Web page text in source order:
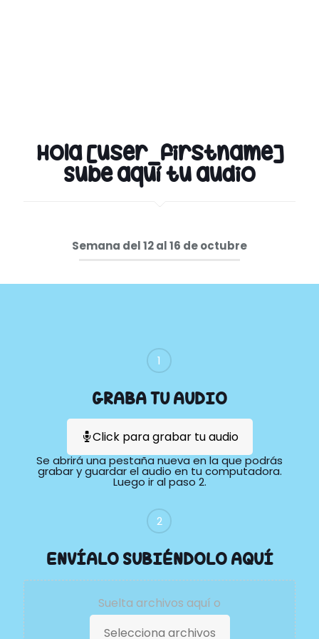
Hola [user_firstname]
Sube aquí tu audio
Semana del 12 al 16 de octubre
1
GRABA TU AUDIO
Click para grabar tu audio
Se abrirá una pestaña nueva en la que podrás
grabar y guardar el audio en tu computadora.
Luego ir al paso 2.
2
ENVÍALO SUBIÉNDOLO AQUÍ
Suelta archivos aquí o
Selecciona archivos